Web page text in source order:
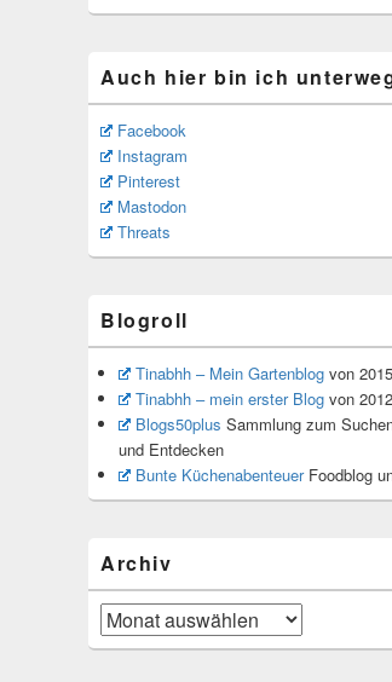
Auch hier bin ich
Facebook
Instagram
Pinterest
Mastodon
Threats
Blogroll
Tinabhh – Mein Gartenblogvon
Tinabhh – mein erster Blogvon
Blogs50plus Sammlung zum
und Entdecken
Bunte KüchenabenteuerFoodblog
Archiv
Archiv